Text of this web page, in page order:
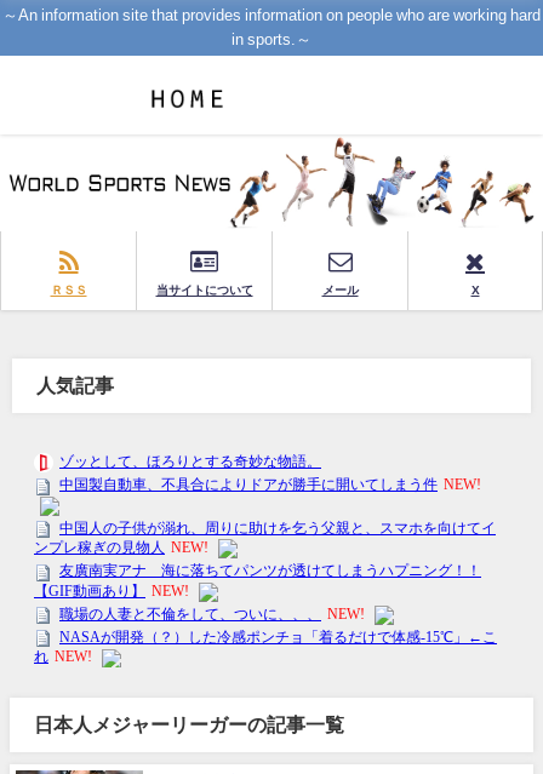
～An information site that provides information on people who are working hard
in sports.～
ＲＳＳ 当サイトについて メール X
人気記事
日本人メジャーリーガーの記事一覧